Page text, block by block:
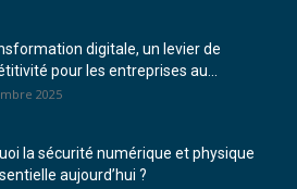
digitale, un levier de
pour les entreprises au...
2025
la sécurité numérique et physique
aujourd’hui ?